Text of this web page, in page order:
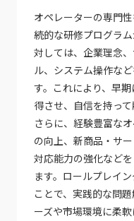
オペレーターの専門
続的な研修プログラ
対しては、企業理念
ル、システム操作な
す。これにより、早
得させ、自信を持っ
さらに、経験豊富な
の向上、新商品・サ
対応能力の強化など
ます。ロールプレイ
ことで、実践的な問
ーズや市場環境に柔